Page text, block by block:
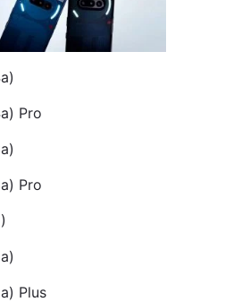
Pro
Pro
Plus